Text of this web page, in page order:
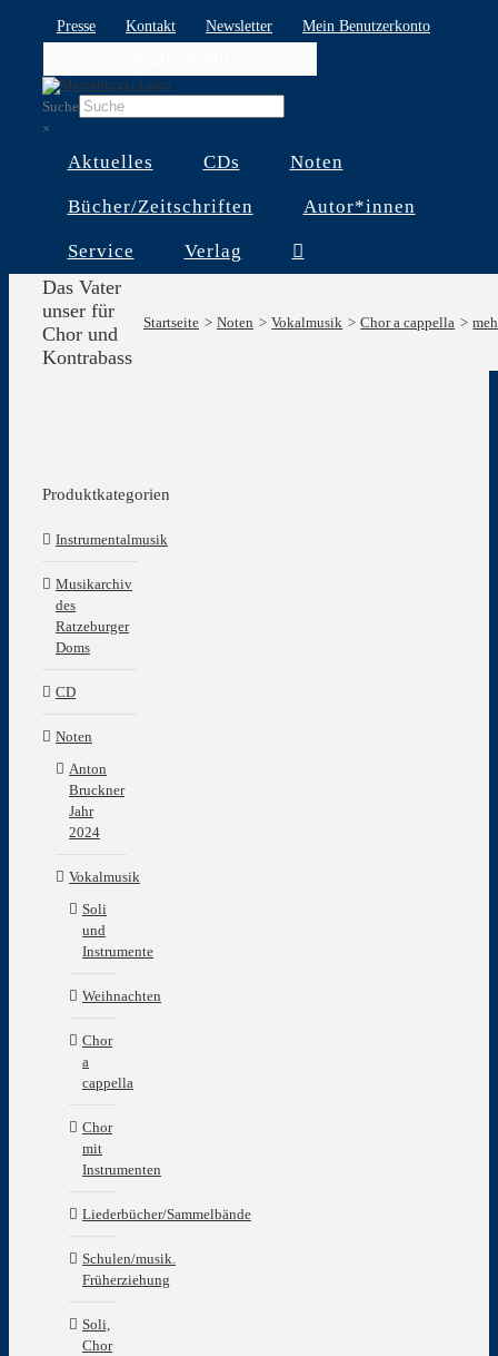
Presse Kontakt Newsletter
Mein Benutzerkonto
Suche
×
Aktuelles CDs Noten
Bücher/Zeitschriften Autor*innen
Service Verlag
Das Vater
unser für
Chor und
Kontrabass
Startseite Noten Vokalmusik Chor a cappella
Produktkategorien
Instrumentalmusik
Musikarchiv
des
Ratzeburger
Doms
CD
Noten
Anton
Bruckner
Jahr
2024
Vokalmusik
Soli
und
Instrumente
Weihnachten
Chor
a
cappella
Chor
mit
Instrumenten
Liederbücher/Sammelbände
Schulen/musik.
Früherziehung
Soli,
Chor